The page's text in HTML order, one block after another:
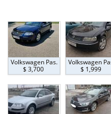
Volkswagen Pas.
$ 3,700
Volkswagen
$ 1,999